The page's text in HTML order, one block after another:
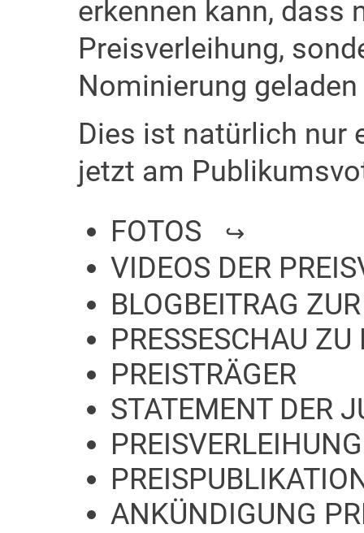
erkennen kann, dass
Preisverleihung,
Nominierung
Dies ist natürlich nur
jetzt am
FOTOS
VIDEOS DER
BLOGBEITRAG
PRESSESCHAU
PREISTRÄGER
STATEMENT DER
PREISVERLEIHUNG
ANKÜNDIGUNG